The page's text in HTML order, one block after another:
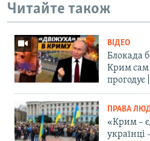
Читайте також
ВІДЕО
Блокада
Крим сам
прогодує
ПРАВА
«Крим –
українці